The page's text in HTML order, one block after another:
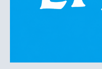
Crna